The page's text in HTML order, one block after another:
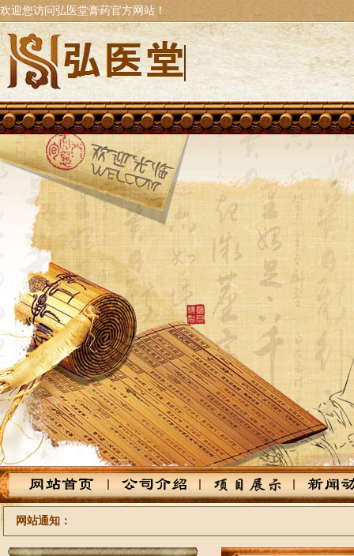
欢迎您访问弘医堂膏药官方网站！
网站通知：